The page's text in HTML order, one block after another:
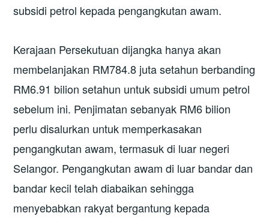
subsidi petrol kepada pengangkutan awam.
Kerajaan Persekutuan dijangka hanya akan
membelanjakan RM784.8 juta setahun berbanding
RM6.91 bilion setahun untuk subsidi umum petrol
sebelum ini. Penjimatan sebanyak RM6 bilion
perlu disalurkan untuk memperkasakan
pengangkutan awam, termasuk di luar negeri
Selangor. Pengangkutan awam di luar bandar dan
bandar kecil telah diabaikan sehingga
menyebabkan rakyat bergantung kepada